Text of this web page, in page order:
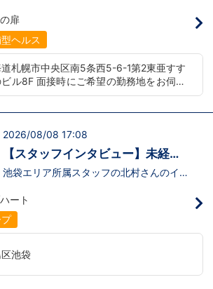
イトレジャー業界だからといって一般大手
企業様に引けを取らない体制で取り組んで
いる会社です。そのため、誰もが安心して
入社・勤務のできる環境なのです。それで
ャルサイトをご覧下さい。
【https://happiness-group.biz/】※お手
数ですがコピー＆ペーストしてURLを開い
他社と比較検討中など。そのような時は1
もしれません。アナタからのご連絡お待ち
しております。
00 yenLanguage allowance introduced
More preferential for those who are fluen
t in 3 or more languages인바운드 대책 철
저 공략무조건 월급 40만엔부터 시작!어
底的入站策略無條件月薪 400,000 日圓起
推出語言津貼能說至少三種語言者優先
扉
ヘルス
札幌市中央区南5条西5-6-1第2東亜すす
時にご希望の勤務地をお伺い
属店舗を決定いたします。 入社後の転
エリア：神奈川県横浜市中区 ・京急線
町駅、日ノ出町駅 ・市営地下鉄阪東橋
勢佐木長者町駅 ・JR横浜線関内駅 ■札
ア：北海道札幌市 地下鉄南北線すすき
2026/08/08 17:08
【スタッフインタビュー】未経験
で飛び込んだスタッフが語る職場
池袋エリア所属スタッフの北村さんのイン
るのかな…？」そんな不安を抱えながら好
奇心で裏方に飛び込んだ北村さん。実際に
は、入社初日でそのイメージがガラッと変
わり、「本当に優しい人ばかり」と感じた
不安な表情が笑顔に変わっていく瞬間を見
届けることが、この仕事の大きなやりがい
だと語ってくれました。動画では、入社の
ート
池袋